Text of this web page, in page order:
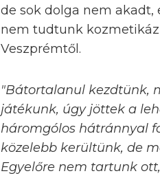
de sok dolga nem
nem tudtunk
Veszprémtől.
"Bátortalanul kezdtünk,
játékunk, úgy jöttek a
háromgólos hátránnyal
közelebb kerültünk, de
Egyelőre nem tartunk